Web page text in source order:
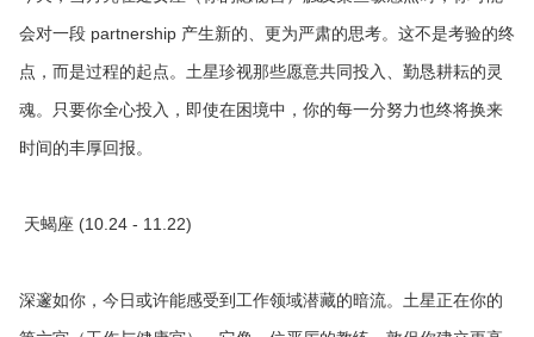
会对一段 partnership 产生新的、更为严肃的思考。这不是考验的终
点，而是过程的起点。土星珍视那些愿意共同投入、勤恳耕耘的灵
魂。只要你全心投入，即使在困境中，你的每一分努力也终将换来
时间的丰厚回报。
天蝎座 (10.24 - 11.22)
深邃如你，今日或许能感受到工作领域潜藏的暗流。土星正在你的